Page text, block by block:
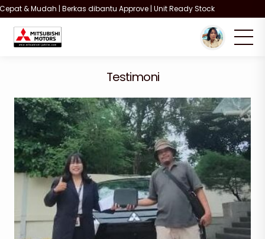
& Mudah | Berkas dibantu Approve | Unit Ready Stock
You are here :Beranda/Testimoni /Customer Mitsubishi
Testimoni